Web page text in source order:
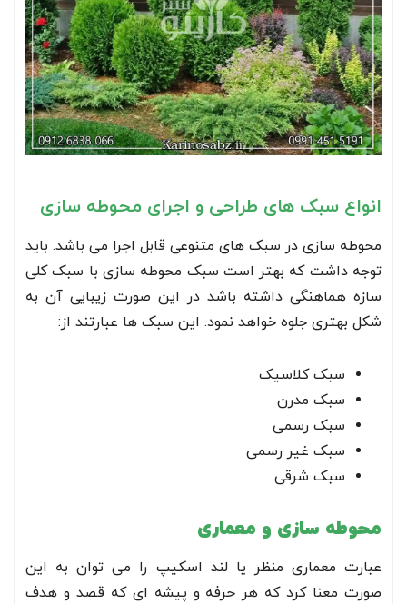
انواع سبک های طراحی و اجرای محوطه سازی
محوطه سازی در سبک های متنوعی قابل اجرا می باشد. باید
توجه داشت که بهتر است سبک محوطه سازی با سبک کلی
سازه هماهنگی داشته باشد در این صورت زیبایی آن به
شکل بهتری جلوه خواهد نمود. این سبک ها عبارتند از:
سبک کلاسیک
سبک مدرن
سبک رسمی
سبک غیر رسمی
سبک شرقی
محوطه سازی و معماری
عبارت معماری منظر یا لند اسکیپ را می توان به این
صورت معنا کرد که هر حرفه و پیشه ای که قصد و هدف